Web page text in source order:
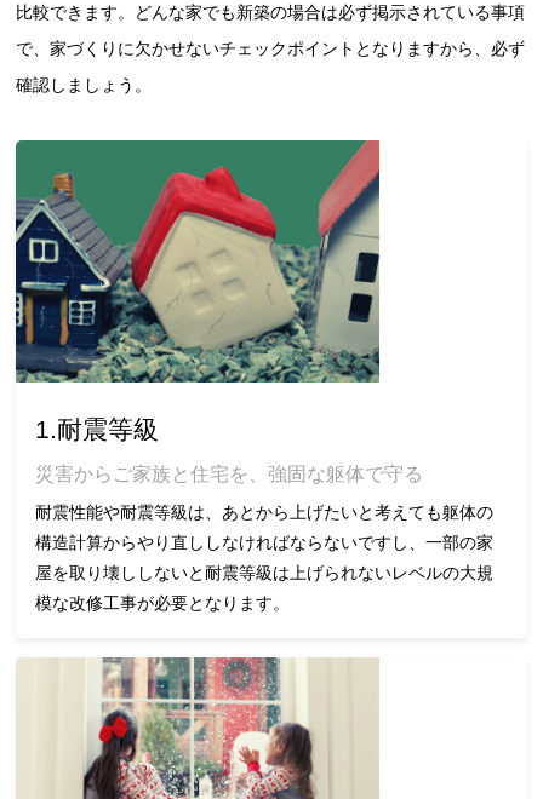
比較できます。どんな家でも新築の場合は必ず掲示されている事項
で、家づくりに欠かせないチェックポイントとなりますから、必ず
確認しましょう。
1.耐震等級
災害からご家族と住宅を、強固な躯体で守る
耐震性能や耐震等級は、あとから上げたいと考えても躯体の
構造計算からやり直ししなければならないですし、一部の家
屋を取り壊ししないと耐震等級は上げられないレベルの大規
模な改修工事が必要となります。